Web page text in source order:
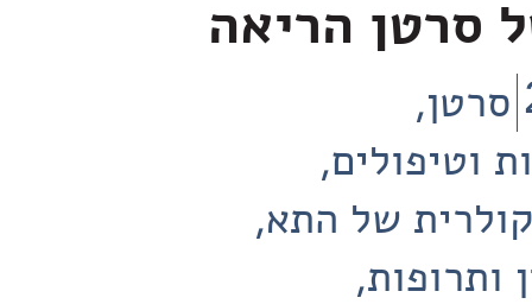
סרטן הריאה
סרטן
וטיפולים
של התא
ותרופות